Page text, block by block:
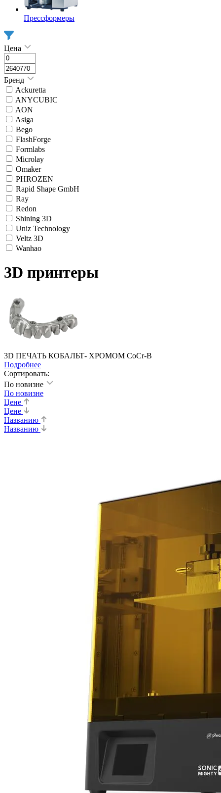
Прессформеры
Цена
Бренд
Ackuretta
ANYCUBIC
AON
Asiga
Bego
FlashForge
Formlabs
Microlay
Omaker
PHROZEN
Rapid Shape GmbH
Ray
Redon
Shining 3D
Uniz Technology
Veltz 3D
Wanhao
3D принтеры
3D ПЕЧАТЬ КОБАЛЬТ- ХРОМОМ CoCr-B
Подробнее
Сортировать:
По новизне
По новизне
Цене
Цене
Названию
Названию